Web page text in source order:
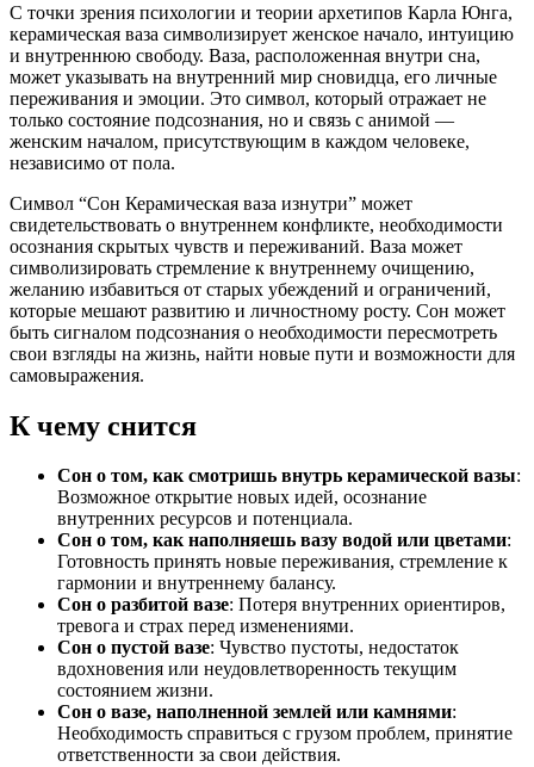
С точки зрения психологии и теории архетипов Карла Юнга,
керамическая ваза символизирует женское начало, интуицию
и внутреннюю свободу. Ваза, расположенная внутри сна,
может указывать на внутренний мир сновидца, его личные
переживания и эмоции. Это символ, который отражает не
только состояние подсознания, но и связь с анимой —
женским началом, присутствующим в каждом человеке,
независимо от пола.
Символ “Сон Керамическая ваза изнутри” может
свидетельствовать о внутреннем конфликте, необходимости
осознания скрытых чувств и переживаний. Ваза может
символизировать стремление к внутреннему очищению,
желанию избавиться от старых убеждений и ограничений,
которые мешают развитию и личностному росту. Сон может
быть сигналом подсознания о необходимости пересмотреть
свои взгляды на жизнь, найти новые пути и возможности для
самовыражения.
К чему снится
Сон о том, как смотришь внутрь керамической вазы:
Возможное открытие новых идей, осознание
внутренних ресурсов и потенциала.
Сон о том, как наполняешь вазу водой или цветами:
Готовность принять новые переживания, стремление к
гармонии и внутреннему балансу.
Сон о разбитой вазе: Потеря внутренних ориентиров,
тревога и страх перед изменениями.
Сон о пустой вазе: Чувство пустоты, недостаток
вдохновения или неудовлетворенность текущим
состоянием жизни.
Сон о вазе, наполненной землей или камнями:
Необходимость справиться с грузом проблем, принятие
ответственности за свои действия.